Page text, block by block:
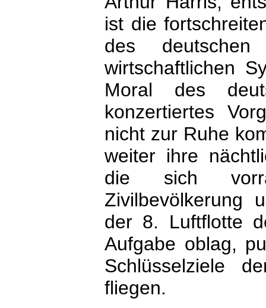
ist die
des deutschen
wirtschaftlichen
Moral des
konzertiertes
nicht zur Ruhe
weiter ihre
die sich
Zivilbevölkerung
der 8. Luftflotte
Aufgabe oblag,
Schlüsselziele
fliegen.